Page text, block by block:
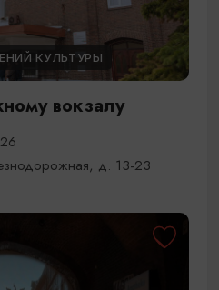
КУЛЬТУРЫ
вокзалу
д. 13-23